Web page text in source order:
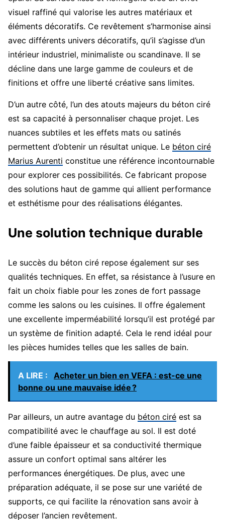
visuel raffiné qui valorise les autres matériaux et
éléments décoratifs. Ce revêtement s’harmonise ainsi
avec différents univers décoratifs, qu’il s’agisse d’un
intérieur industriel, minimaliste ou scandinave. Il se
décline dans une large gamme de couleurs et de
finitions et offre une liberté créative sans limites.
D’un autre côté, l’un des atouts majeurs du béton ciré
est sa capacité à personnaliser chaque projet. Les
nuances subtiles et les effets mats ou satinés
permettent d’obtenir un résultat unique. Le béton ciré
Marius Aurenti constitue une référence incontournable
pour explorer ces possibilités. Ce fabricant propose
des solutions haut de gamme qui allient performance
et esthétisme pour des réalisations élégantes.
Une solution technique durable
Le succès du béton ciré repose également sur ses
qualités techniques. En effet, sa résistance à l’usure en
fait un choix fiable pour les zones de fort passage
comme les salons ou les cuisines. Il offre également
une excellente imperméabilité lorsqu’il est protégé par
un système de finition adapté. Cela le rend idéal pour
les pièces humides telles que les salles de bain.
A LIRE :
Acheter un bien en VEFA : est-ce une
bonne ou une mauvaise idée ?
Par ailleurs, un autre avantage du béton ciré est sa
compatibilité avec le chauffage au sol. Il est doté
d’une faible épaisseur et sa conductivité thermique
assure un confort optimal sans altérer les
performances énergétiques. De plus, avec une
préparation adéquate, il se pose sur une variété de
supports, ce qui facilite la rénovation sans avoir à
déposer l’ancien revêtement.